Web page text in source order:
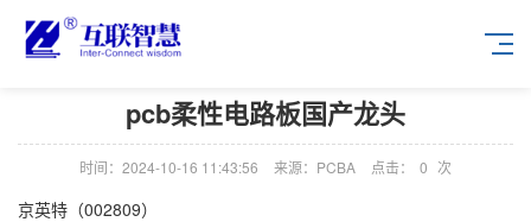
pcb柔性电路板国产龙头
时间：2024-10-16 11:43:56 来源：PCBA 点击： 0 次
京英特（002809）